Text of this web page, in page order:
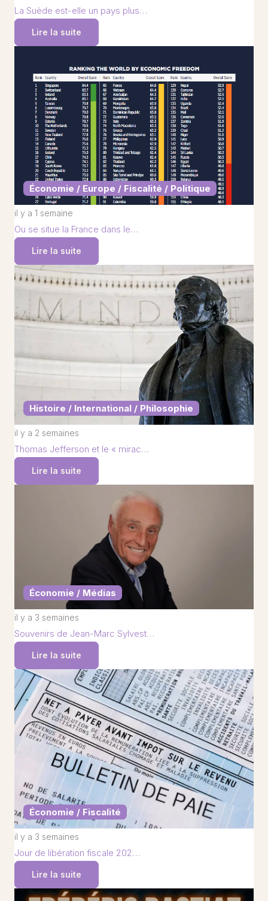
La Suède est-elle un pays plus…
Lire la suite
Économie / Europe / Fiscalité / Politique
il y a 1 semaine
Ou se situe la France dans le…
Lire la suite
Histoire / International / Philosophie
il y a 2 semaines
Thomas Jefferson et le « mirac…
Lire la suite
Économie / Médias
il y a 3 semaines
Souvenirs de Jean-Marc Sylvest…
Lire la suite
Économie / Fiscalité
il y a 3 semaines
Jour de libération fiscale 202…
Lire la suite